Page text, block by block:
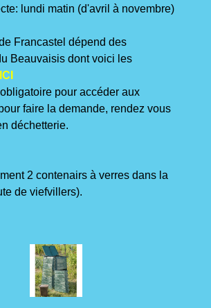
lundi matin (d'avril à novembre)
Francastel dépend des
Beauvaisis dont voici les
ICI
pour accéder aux
faire la demande, rendez vous
déchetterie.
2 contenairs à verres dans la
de viefvillers).